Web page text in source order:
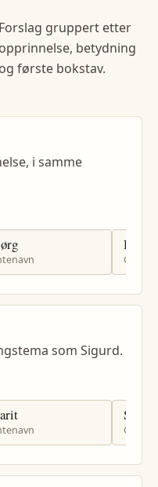
Forslag gruppert etter
opprinnelse, betydning
og første bokstav.
i samme
Harald
som Sigurd.
Svein